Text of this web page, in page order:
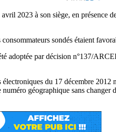
2023 à son siège, en
sondés étaient
adoptée par décision n°137/
du 17 décembre
géographique sans